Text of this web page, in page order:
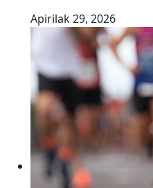
Apirilak 29, 2026